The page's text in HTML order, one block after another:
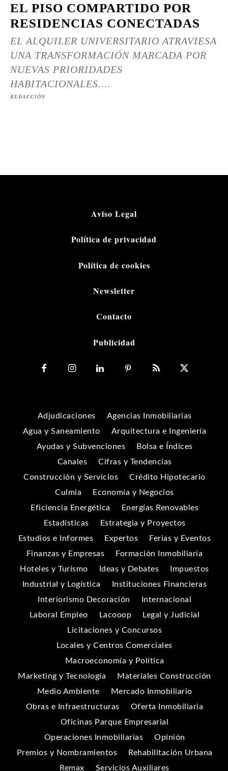
EL PISO COMPARTIDO POR
RESIDENCIAS CONECTADAS
EL ALQUILER UNIVERSITARIO ATRAVIESA
UNA TRANSFORMACIÓN MARCADA POR
NUEVAS PRIORIDADES
HABITACIONALES....
REDACCIÓN
Aviso Legal
Política de privacidad
Política de cookies
Newsletter
Contacto
Publicidad
Adjudicaciones
Agencias Inmobiliarias
Agua y Saneamiento
Arquitectura e Ingeniería
Ayudas y Subvenciones
Bolsa e Índices
Canales
Cifras y Tendencias
Construcción y Servicios
Crédito Hipotecario
Culmia
Economía y Negocios
Eficiencia Energética
Energías Renovables
Estadísticas
Estrategia y Proyectos
Estudios e Informes
Expertos
Ferias y Eventos
Finanzas y Empresas
Formación Inmobiliaria
Hoteles y Turismo
Ideas y Debates
Impuestos
Industrial y Logística
Instituciones Financieras
Interiorismo Decoración
Internacional
Laboral Empleo
Lacooop
Legal y Judicial
Licitaciones y Concursos
Locales y Centros Comerciales
Macroeconomía y Política
Marketing y Tecnología
Materiales Construcción
Medio Ambiente
Mercado Inmobiliario
Obras e Infraestructuras
Oferta Inmobiliaria
Oficinas Parque Empresarial
Operaciones Inmobiliarias
Opinión
Premios y Nombramientos
Rehabilitación Urbana
Remax
Servicios Auxiliares